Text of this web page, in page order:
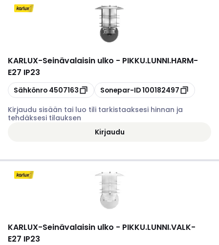
KARLUX-Seinävalaisin ulko - PIKKU.LUNNI.HARM-
E27 IP23
Kopioi
Sähkönro 4507163 Kopioi
Sonepar-ID100182497
Kirjaudu sisään tai luo tili tarkistaaksesi hinnan ja
tehdäksesi tilauksen
Kirjaudu
KARLUX-Seinävalaisin ulko - PIKKU.LUNNI.VALK-
E27 IP23